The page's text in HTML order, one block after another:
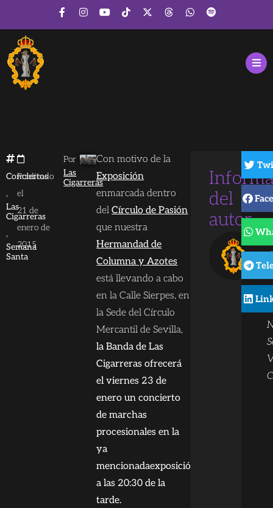
Conciertos
,
Las
Cigarreras
,
Semana
Santa
Publicado
el
21 de
enero de
2015
Por
Las
Cigarreras
Con motivo de la
Exposición
enmarcada dentro
delCírculo de Pasión
que nuestra
Hermandad de
Columna y Azotes
está llevando a cabo
en la Calle Sierpes, en
la Sede del Círculo
Mercantil de Sevilla,
la Banda de Las
Cigarreras ofrecerá
el viernes 23 de
enero un concierto
de marchas
procesionales en la
ya
mencionadaexposición
a las 20:30 de la
tarde.
del
autor